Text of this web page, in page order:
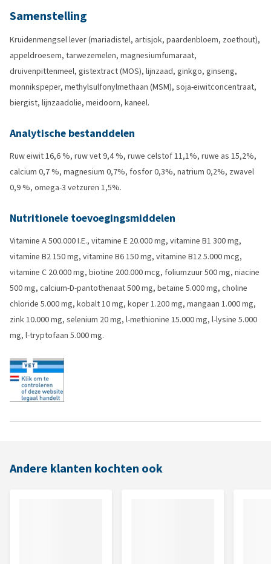
Samenstelling
Kruidenmengsel lever (mariadistel, artisjok, paardenbloem, zoethout),
appeldroesem, tarwezemelen, magnesiumfumaraat,
druivenpittenmeel, gistextract (MOS), lijnzaad, ginkgo, ginseng,
monnikspeper, methylsulfonylmethaan (MSM), soja-eiwitconcentraat,
biergist, lijnzaadolie, meidoorn, kaneel.
Analytische bestanddelen
Ruw eiwit 16,6 %, ruw vet 9,4 %, ruwe celstof 11,1%, ruwe as 15,2%,
calcium 0,7 %, magnesium 0,7%, fosfor 0,3%, natrium 0,2%, zwavel
0,9 %, omega-3 vetzuren 1,5%.
Nutritionele toevoegingsmiddelen
Vitamine A 500.000 I.E., vitamine E 20.000 mg, vitamine B1 300 mg,
vitamine B2 150 mg, vitamine B6 150 mg, vitamine B12 5.000 mcg,
vitamine C 20.000 mg, biotine 200.000 mcg, foliumzuur 500 mg, niacine
500 mg, calcium-D-pantothenaat 500 mg, betaïne 5.000 mg, choline
chloride 5.000 mg, kobalt 10 mg, koper 1.200 mg, mangaan 1.000 mg,
zink 10.000 mg, selenium 20 mg, l-methionine 15.000 mg, l-lysine 5.000
mg, l-tryptofaan 5.000 mg.
Andere klanten kochten ook